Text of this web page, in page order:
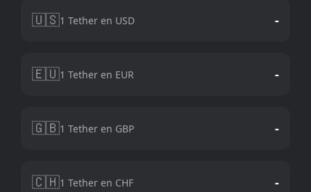
🇺🇸1 Tether en USD -
🇪🇺1 Tether en EUR -
🇬🇧1 Tether en GBP -
🇨🇭1 Tether en CHF -